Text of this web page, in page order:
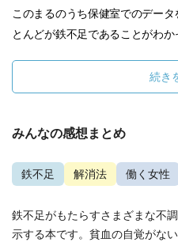
このまるのうち保健室でのデー
とんどが鉄不足であることがわか
続き
みんなの感想まとめ
鉄不足 解消法 働く女性
鉄不足がもたらすさまざまな不
示する本です。貧血の自覚がな